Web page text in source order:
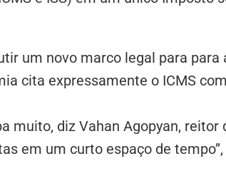
um novo marco legal para para
cita expressamente o ICMS
diz Vahan Agopyan, reitor
em um curto espaço de tempo”,